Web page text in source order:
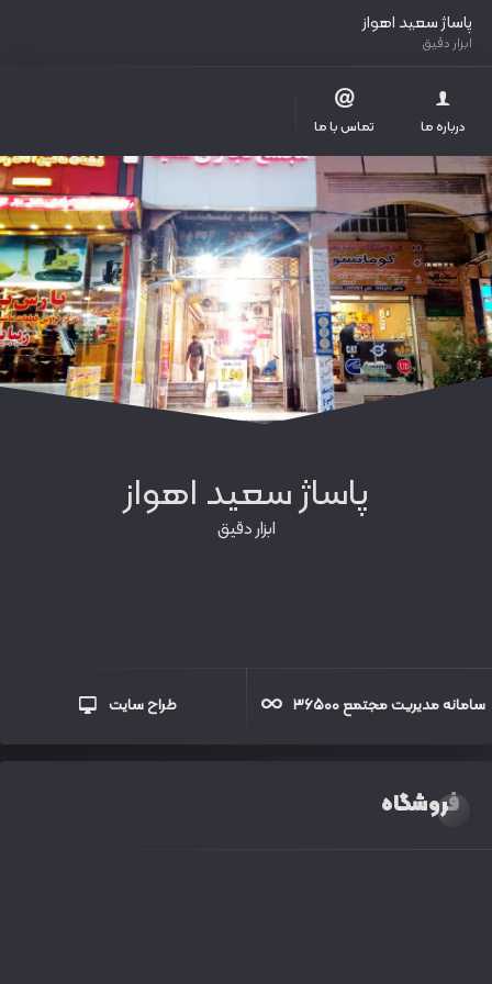
پاساژ سعید اهواز
ابزار دقیق
درباره ما تماس با ما
پاساژ سعید اهواز
ابزار دقیق
سامانه مدیریت مجتمع ۳۶۵۰۰ طراح سایت
فروشگاه